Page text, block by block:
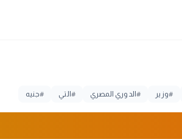
#وزير #الدوري المصري # التي #جنيه